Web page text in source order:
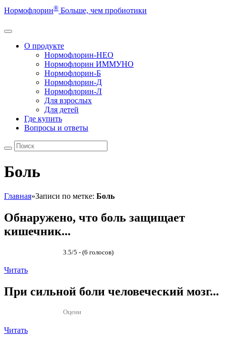
Нормофлорин® Больше, чем пробиотики
О продукте
Нормофлорин-НЕО
Нормофлорин ИММУНО
Нормофлорин-Б
Нормофлорин-Д
Нормофлорин-Л
Для взрослых
Для детей
Где купить
Вопросы и ответы
Боль
Главная»Записи по метке: Боль
Обнаружено, что боль защищает
кишечник...
3.5/5 - (6 голосов)
Читать
При сильной боли человеческий мозг...
Оцени
Читать